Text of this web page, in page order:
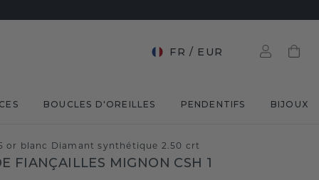
FR / EUR
BOUCLES D'OREILLES PENDENTIFS BIJOUX
or blanc Diamant synthétique 2.50 crt
FIANÇAILLES MIGNON CSH 1